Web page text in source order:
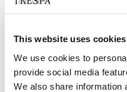
This website uses cookies
We use cookies to
provide social media
We also share information